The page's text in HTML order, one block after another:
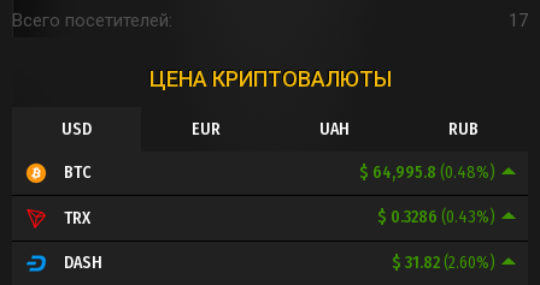
Всего посетителей
17
ЦЕНА КРИПТОВАЛЮТЫ
USD EUR UAH RUB
$ 64,995.8 (0.48%)
BTC
$ 0.3286 (0.43%)
TRX
$ 31.82(2.60%)
DASH